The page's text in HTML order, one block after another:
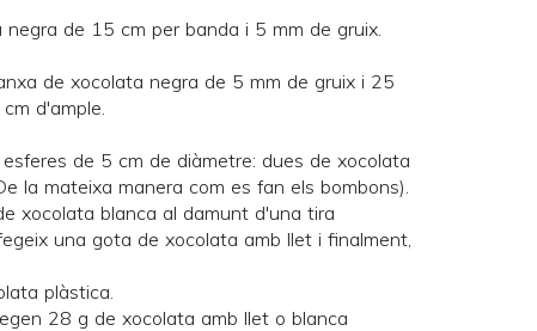
de 15 cm per banda i 5 mm de gruix.
de xocolata negra de 5 mm de gruix i 25
d'ample.
de 5 cm de diàmetre: dues de xocolata
la mateixa manera com es fan els bombons).
xocolata blanca al damunt d'una tira
una gota de xocolata amb llet i finalment,
plàstica.
28 g de xocolata amb llet o blanca